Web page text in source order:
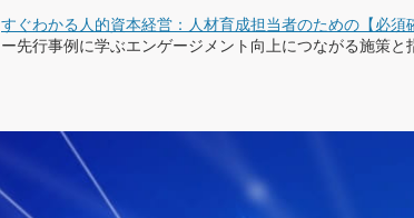
すぐわかる人的資本経営：人材育成担当者のための【必須
ー先行事例に学ぶエンゲージメント向上につながる施策と